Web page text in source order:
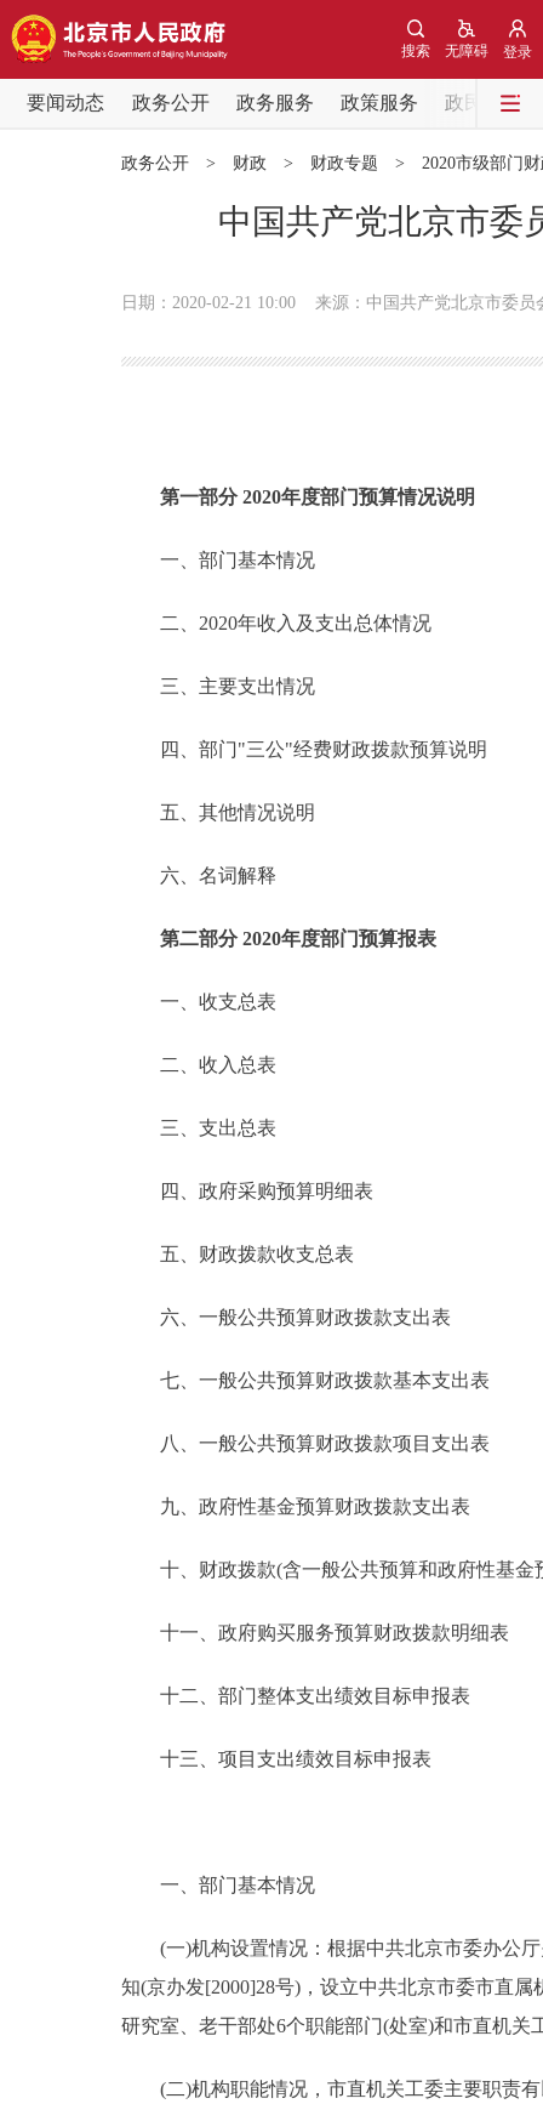
登录
无障碍
搜索
要闻动态 政务公开 政务服务 政策服务
政民互动
便民服务
中介服务
政民互动
12345网上接诉即办
参与调查
走进北京
北京概况
绿色北京
ENGLISH
政务公开 > 财政 > 财政专题 > 2020市级部门
中国共产党北京市委
日期：2020-02-21 10:00 来源：中国共产党北京市委
第一部分 2020年度部门预算情况说明
一、部门基本情况
二、2020年收入及支出总体情况
三、主要支出情况
四、部门"三公"经费财政拨款预算说明
五、其他情况说明
六、名词解释
第二部分 2020年度部门预算报表
一、收支总表
二、收入总表
三、支出总表
四、政府采购预算明细表
五、财政拨款收支总表
六、一般公共预算财政拨款支出表
七、一般公共预算财政拨款基本支出表
八、一般公共预算财政拨款项目支出表
九、政府性基金预算财政拨款支出表
十、财政拨款(含一般公共预算和政府性基金
十一、政府购买服务预算财政拨款明细表
十二、部门整体支出绩效目标申报表
十三、项目支出绩效目标申报表
一、部门基本情况
(一)机构设置情况：根据中共北京市委办公厅
知(京办发[2000]28号)，设立中共北京市委市直
研究室、老干部处6个职能部门(处室)和市直机
(二)机构职能情况，市直机关工委主要职责有